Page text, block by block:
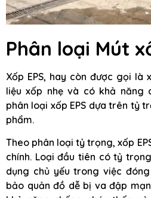
Phân loại Mút
Xốp EPS, hay còn được gọi
liệu xốp nhẹ và có khả năng
phân loại xốp EPS dựa trên tỷ
phẩm.
Theo phân loại tỷ trọng, xốp
chính. Loại đầu tiên có tỷ
dụng chủ yếu trong việc
bảo quản đồ dễ bị va đập